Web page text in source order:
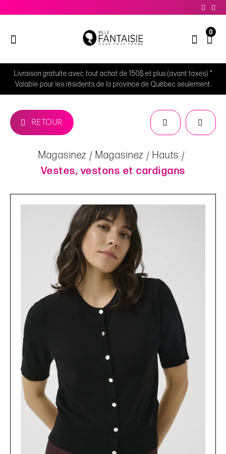
0
Livraison gratuite avec tout achat de 150$ et plus (avant taxes) *
Valable pour les résidents de la province de Québec seulement.
RETOUR
Magasinez Magasinez
Hauts
Vestes, vestons et cardigans